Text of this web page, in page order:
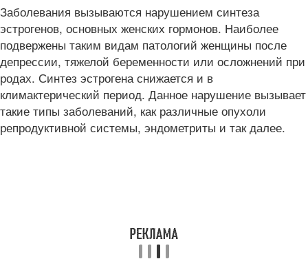
Заболевания вызываются нарушением синтеза
эстрогенов, основных женских гормонов. Наиболее
подвержены таким видам патологий женщины после
депрессии, тяжелой беременности или осложнений при
родах. Синтез эстрогена снижается и в
климактерический период. Данное нарушение вызывает
такие типы заболеваний, как различные опухоли
репродуктивной системы, эндометриты и так далее.